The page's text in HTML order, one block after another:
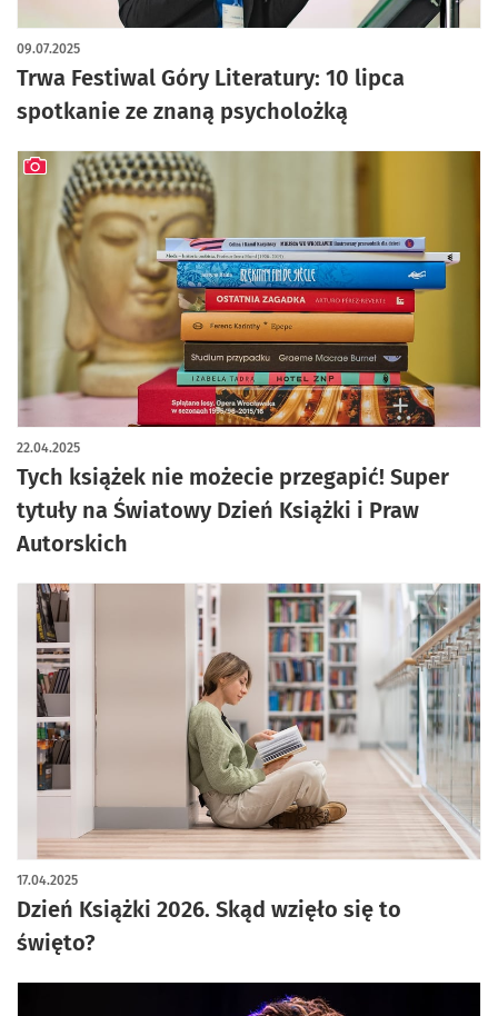
Trwa Festiwal Góry Literatury: 10 lipca
spotkanie ze znaną psycholożką
09.07.2025
Tych książek nie możecie przegapić! Super
tytuły na Światowy Dzień Książki i Praw
Autorskich
22.04.2025
artykuł z galerią zdjęć
Dzień Książki 2026. Skąd wzięło się to
święto?
17.04.2025